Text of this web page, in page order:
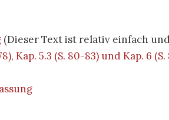
(Dieser Text ist relativ einfach
Kap. 5.3 (S. 80-83) und Kap. 6